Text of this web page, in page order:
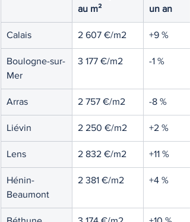
au m²
un an
Calais 2 607 €/m2 +9 %
Boulogne-sur-
Mer
3 177 €/m2 -1 %
Arras 2 757 €/m2 -8 %
Liévin 2 250 €/m2 +2 %
Lens 2 832 €/m2 +11 %
Hénin-
Beaumont
2 381 €/m2 +4 %